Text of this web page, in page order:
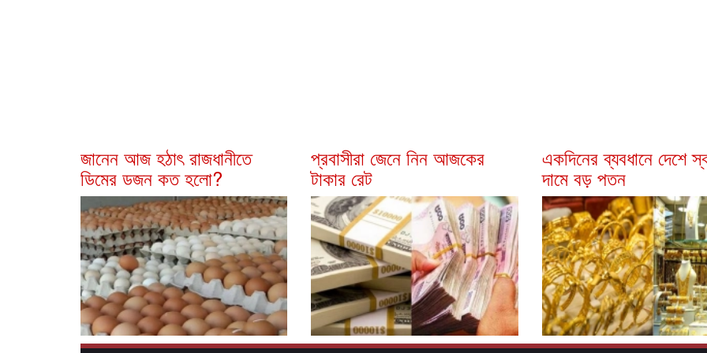
জানেন আজ হঠাৎ রাজধানীতে
ডিমের ডজন কত হলো?
প্রবাসীরা জেনে নিন আজকের
টাকার রেট
একদিনের ব্যবধানে দেশে
দামে বড় পতন